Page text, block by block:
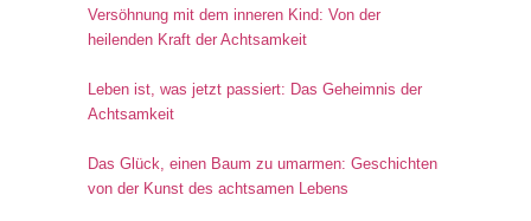
Versöhnung mit dem inneren Kind: Von der
heilenden Kraft der Achtsamkeit
Leben ist, was jetzt passiert: Das Geheimnis der
Achtsamkeit
Das Glück, einen Baum zu umarmen: Geschichten
von der Kunst des achtsamen Lebens